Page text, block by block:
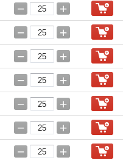
− +
− +
− +
− +
− +
− +
− +